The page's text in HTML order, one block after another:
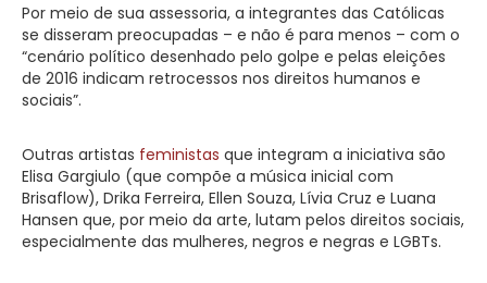
Por meio de sua assessoria, a integrantes das Católicas
se disseram preocupadas – e não é para menos – com o
“cenário político desenhado pelo golpe e pelas eleições
de 2016 indicam retrocessos nos direitos humanos e
sociais”.
Outras artistas feministas que integram a iniciativa são
Elisa Gargiulo (que compõe a música inicial com
Brisaflow), Drika Ferreira, Ellen Souza, Lívia Cruz e Luana
Hansen que, por meio da arte, lutam pelos direitos sociais,
especialmente das mulheres, negros e negras e LGBTs.